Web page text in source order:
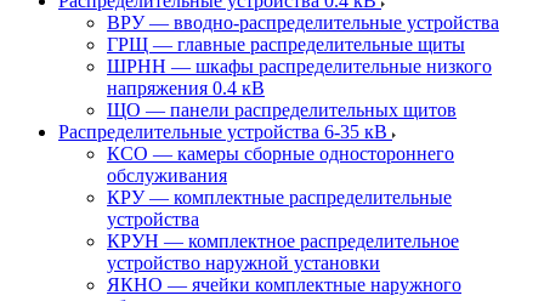
ВРУ — вводно-распределительные устройства
ГРЩ — главные распределительные щиты
ШРНН — шкафы распределительные низкого
напряжения 0.4 кВ
ЩО — панели распределительных щитов
Распределительные устройства 6-35 кВ
КСО — камеры сборные одностороннего
обслуживания
КРУ — комплектные распределительные
устройства
КРУН — комплектное распределительное
устройство наружной установки
ЯКНО — ячейки комплектные наружного